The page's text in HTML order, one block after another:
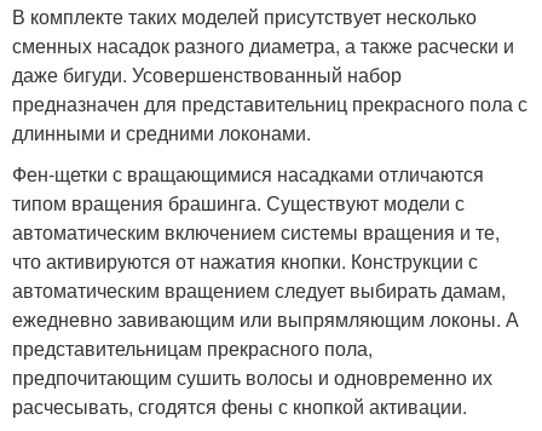
В комплекте таких моделей присутствует несколько
сменных насадок разного диаметра, а также расчески и
даже бигуди. Усовершенствованный набор
предназначен для представительниц прекрасного пола с
длинными и средними локонами.
Фен-щетки с вращающимися насадками отличаются
типом вращения брашинга. Существуют модели с
автоматическим включением системы вращения и те,
что активируются от нажатия кнопки. Конструкции с
автоматическим вращением следует выбирать дамам,
ежедневно завивающим или выпрямляющим локоны. А
представительницам прекрасного пола,
предпочитающим сушить волосы и одновременно их
расчесывать, сгодятся фены с кнопкой активации.